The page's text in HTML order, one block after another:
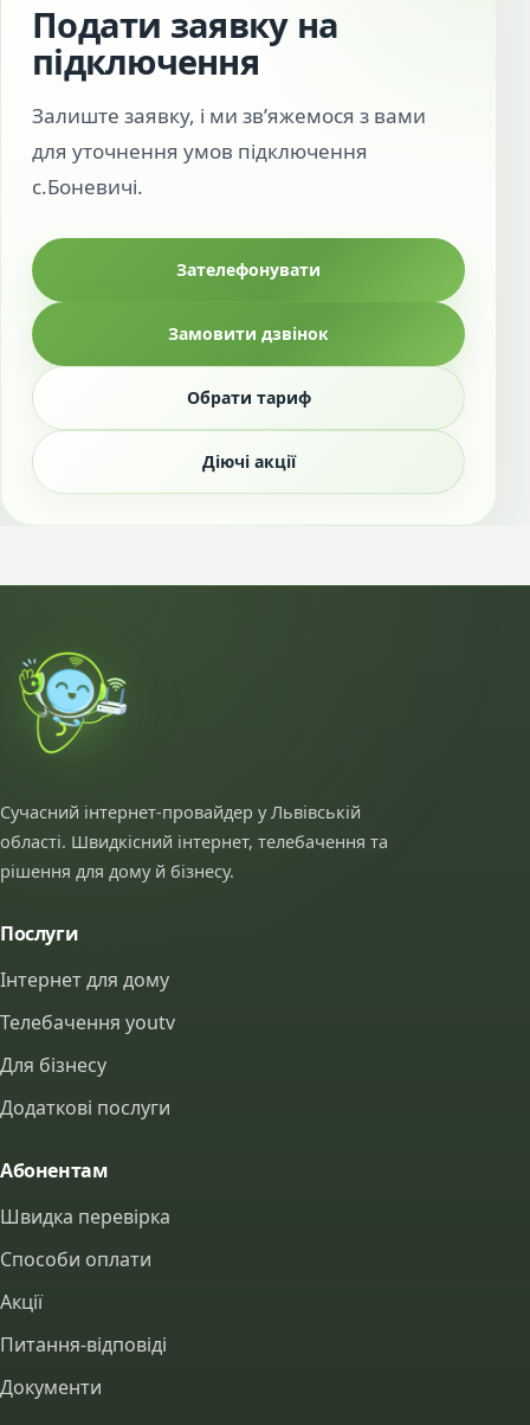
Подати заявку на
підключення
Залиште заявку, і ми зв’яжемося з вами
для уточнення умов підключення
с.Боневичі.
Зателефонувати
Замовити дзвінок
Обрати тариф
Діючі акції
Сучасний інтернет-провайдер у Львівській
області. Швидкісний інтернет, телебачення та
рішення для дому й бізнесу.
Послуги
Інтернет для дому
Телебачення youtv
Для бізнесу
Додаткові послуги
Абонентам
Швидка перевірка
Способи оплати
Акції
Питання-відповіді
Документи